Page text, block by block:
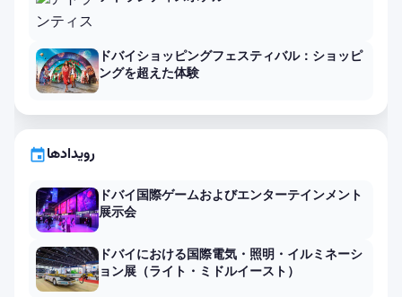
ドバイショッピングフェスティバル：ショッピ
ングを超えた体験
eventرویدادها
ドバイ国際ゲームおよびエンターテインメント
展示会
ドバイにおける国際電気・照明・イルミネーシ
ョン展（ライト・ミドルイースト）